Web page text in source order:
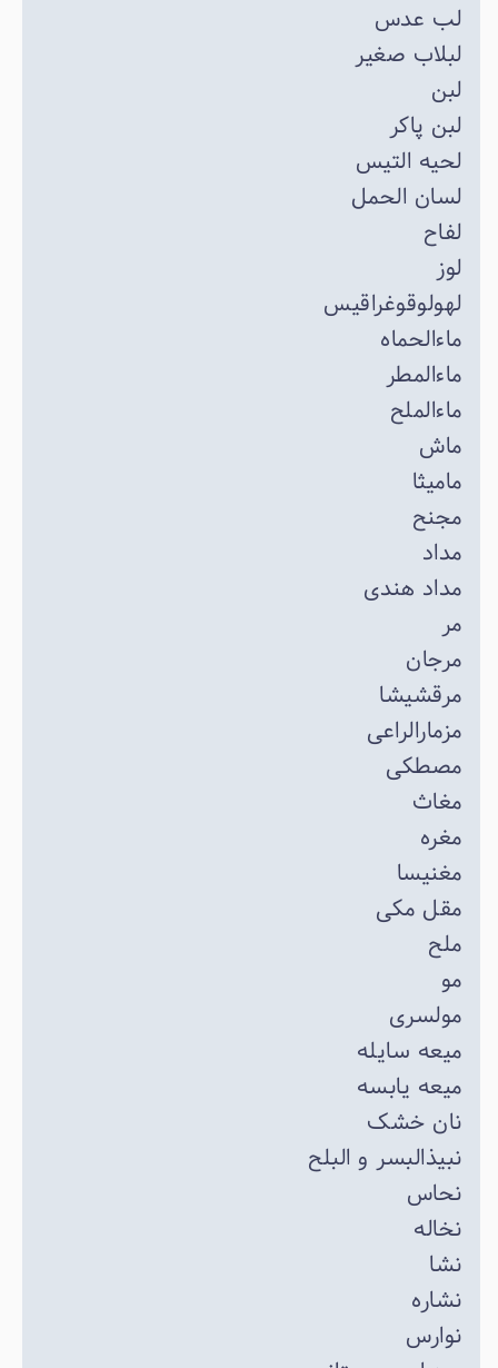
لب عدس
لبلاب صغیر
لبن
لبن پاکر
لحیه التیس
لسان الحمل
لفاح
لوز
لهولوقوغراقیس
ماءالحماه
ماءالمطر
ماءالملح
ماش
مامیثا
مجنح
مداد
مداد هندی
مر
مرجان
مرقشیشا
مزمارالراعی
مصطکی
مغاث
مغره
مغنیسا
مقل مکی
ملح
مو
مولسری
میعه سایله
میعه یابسه
نان خشک
نبیذالبسر و البلح
نحاس
نخاله
نشا
نشاره
نوارس